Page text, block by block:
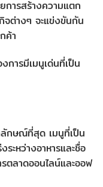
ารสร้างความแตก
จต่างๆ จะแข่งขันกัน
ค้า
การมีเมนูเด่นที่เป็น
ลักษณ์ที่สุด เมนูที่เป็น
ะหว่างอาหารและชื่อ
ลาดออนไลน์และออฟ